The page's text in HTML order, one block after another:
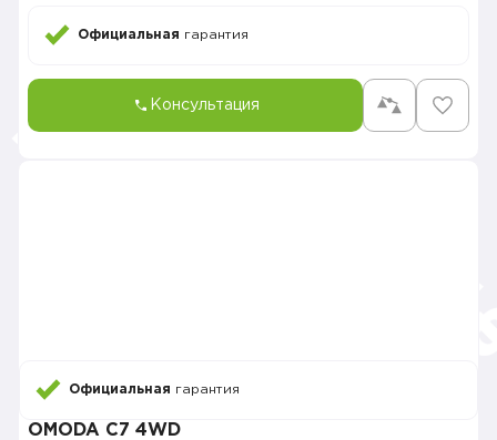
Официальная гарантия
Консультация
Официальная гарантия
OMODA C7 4WD